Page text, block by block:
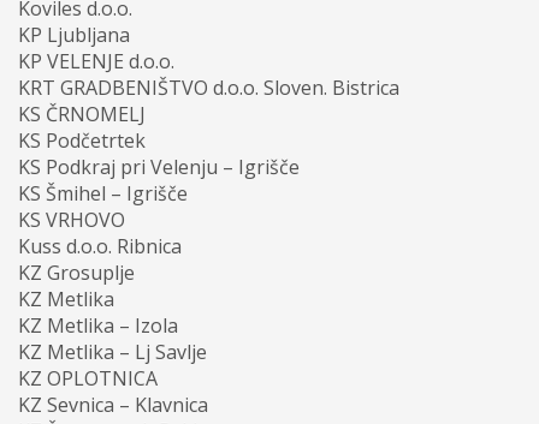
Koviles d.o.o.
KP Ljubljana
KP VELENJE d.o.o.
KRT GRADBENIŠTVO d.o.o. Sloven. Bistrica
KS ČRNOMELJ
KS Podčetrtek
KS Podkraj pri Velenju – Igrišče
KS Šmihel – Igrišče
KS VRHOVO
Kuss d.o.o. Ribnica
KZ Grosuplje
KZ Metlika
KZ Metlika – Izola
KZ Metlika – Lj Savlje
KZ OPLOTNICA
KZ Sevnica – Klavnica